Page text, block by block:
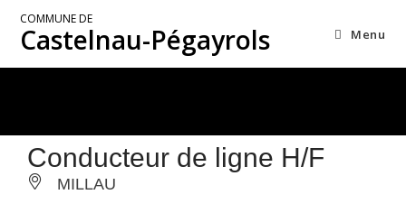
COMMUNE DE
Castelnau-Pégayrols Menu
Conducteur de ligne H/F
MILLAU